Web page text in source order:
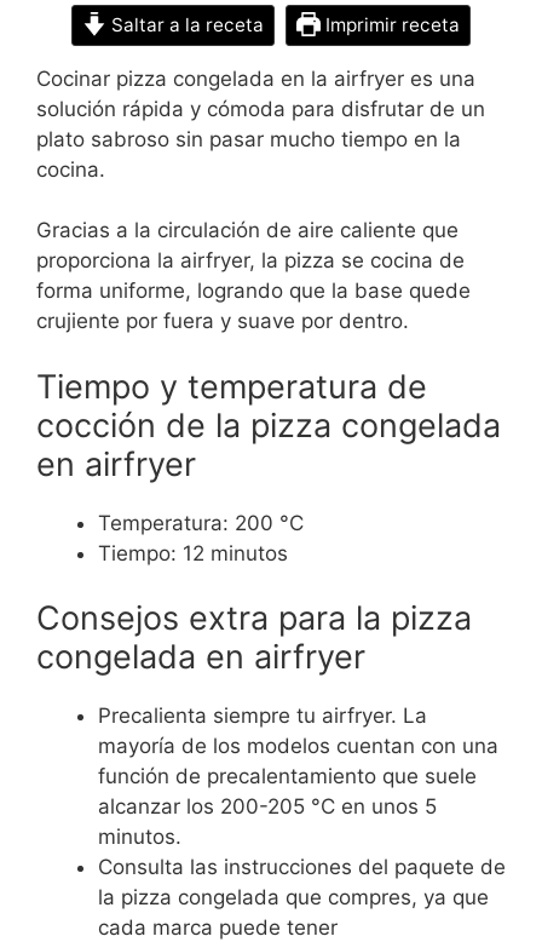
Saltar a la receta Imprimir receta
Cocinar pizza congelada en la airfryer es una
solución rápida y cómoda para disfrutar de un
plato sabroso sin pasar mucho tiempo en la
cocina.
Gracias a la circulación de aire caliente que
proporciona la airfryer, la pizza se cocina de
forma uniforme, logrando que la base quede
crujiente por fuera y suave por dentro.
Tiempo y temperatura de
cocción de la pizza congelada
en airfryer
Temperatura: 200 °C
Tiempo: 12 minutos
Consejos extra para la pizza
congelada en airfryer
Precalienta siempre tu airfryer. La
mayoría de los modelos cuentan con una
función de precalentamiento que suele
alcanzar los 200-205 °C en unos 5
minutos.
Consulta las instrucciones del paquete de
la pizza congelada que compres, ya que
cada marca puede tener